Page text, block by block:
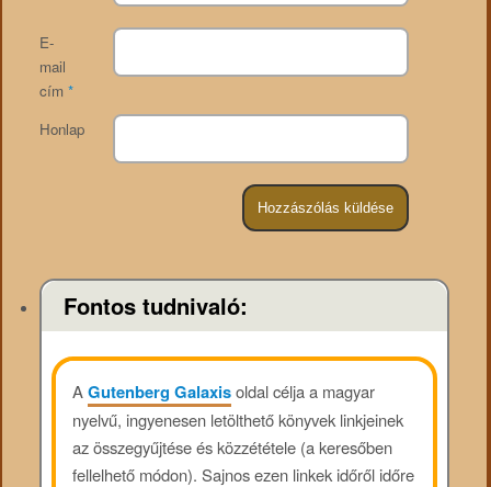
E-
mail
cím *
Honlap
Fontos tudnivaló:
AGutenberg Galaxisoldal célja a magyar
nyelvű, ingyenesen letölthető könyvek linkjeinek
az összegyűjtése és közzététele (a keresőben
fellelhető módon). Sajnos ezen linkek időről időre